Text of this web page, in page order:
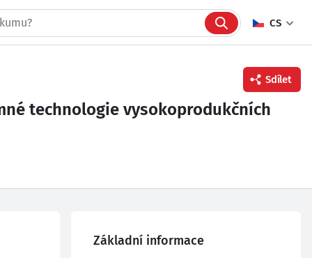
CS
Sdílet
technologie vysokoprodukčních
Základní informace